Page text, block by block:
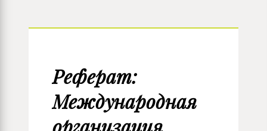
Реферат:
Международная